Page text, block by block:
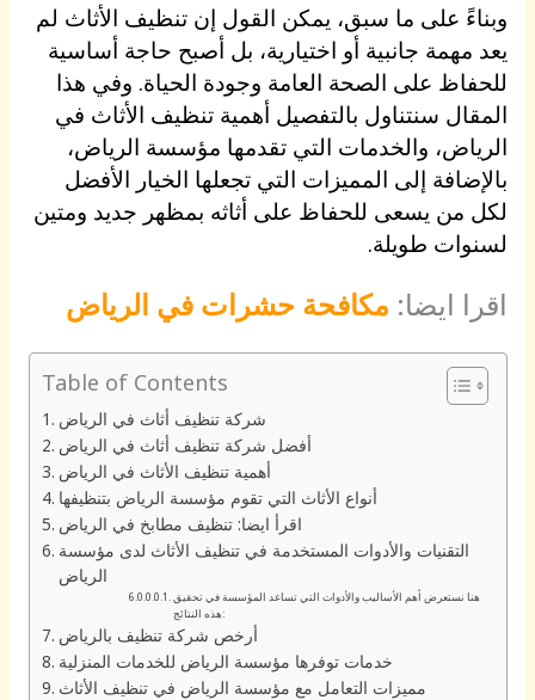
وبناءً على ما سبق، يمكن القول إن تنظيف الأثاث لم
يعد مهمة جانبية أو اختيارية، بل أصبح حاجة أساسية
للحفاظ على الصحة العامة وجودة الحياة. وفي هذا
المقال سنتناول بالتفصيل أهمية تنظيف الأثاث في
الرياض، والخدمات التي تقدمها مؤسسة الرياض،
بالإضافة إلى المميزات التي تجعلها الخيار الأفضل
لكل من يسعى للحفاظ على أثاثه بمظهر جديد ومتين
لسنوات طويلة.
اقرا ايضا: مكافحة حشرات في الرياض
Table of Contents
شركة تنظيف أثاث في الرياض
أفضل شركة تنظيف أثاث في الرياض
أهمية تنظيف الأثاث في الرياض
اقرأ ايضا: تنظيف مطابخ في الرياض
التقنيات والأدوات المستخدمة في تنظيف الأثاث لدى مؤسسة
هنا نستعرض أهم الأساليب والأدوات التي تساعد المؤسسة في تحقيق
هذه النتائج:
أرخص شركة تنظيف بالرياض
خدمات توفرها مؤسسة الرياض للخدمات المنزلية
مميزات التعامل مع مؤسسة الرياض في تنظيف الأثاث